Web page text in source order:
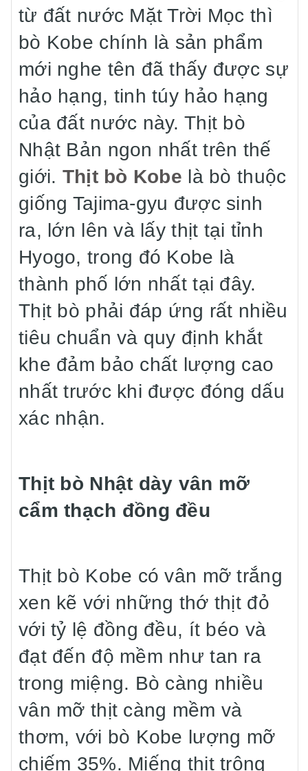
từ đất nước Mặt Trời Mọc thì
bò Kobe chính là sản phẩm
mới nghe tên đã thấy được sự
hảo hạng, tinh túy hảo hạng
của đất nước này. Thịt bò
Nhật Bản ngon nhất trên thế
giới. Thịt bò Kobe là bò thuộc
giống Tajima-gyu được sinh
ra, lớn lên và lấy thịt tại tỉnh
Hyogo, trong đó Kobe là
thành phố lớn nhất tại đây.
Thịt bò phải đáp ứng rất nhiều
tiêu chuẩn và quy định khắt
khe đảm bảo chất lượng cao
nhất trước khi được đóng dấu
xác nhận.
Thịt bò Nhật dày vân mỡ
cẩm thạch đồng đều
Thịt bò Kobe có vân mỡ trắng
xen kẽ với những thớ thịt đỏ
với tỷ lệ đồng đều, ít béo và
đạt đến độ mềm như tan ra
trong miệng. Bò càng nhiều
vân mỡ thịt càng mềm và
thơm, với bò Kobe lượng mỡ
chiếm 35%. Miếng thịt trông